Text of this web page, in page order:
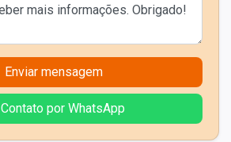
Enviar mensagem
Contato por WhatsApp